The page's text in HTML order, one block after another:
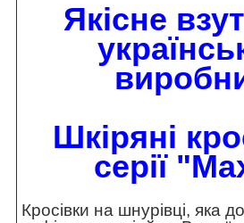
Якісне
Шкіряні к
серії
Кросівки на шнурівці, яка